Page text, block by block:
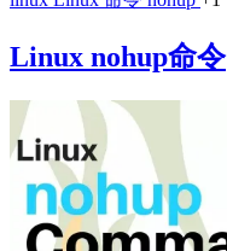
Linux nohup命令